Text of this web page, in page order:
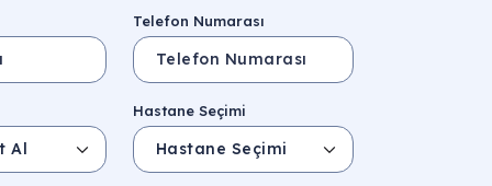
Telefon Numarası
Hastane Seçimi